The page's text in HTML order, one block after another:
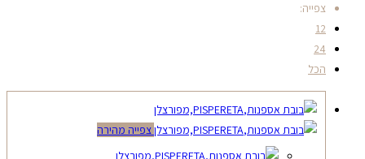
צפייה:
12
24
הכל
צפייה מהירה